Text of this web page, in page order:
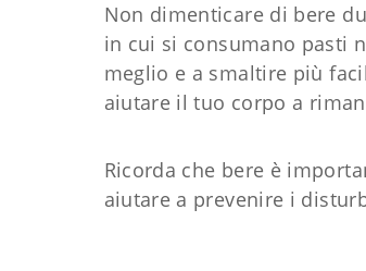
Non dimenticare di bere
in cui si consumano pasti
meglio e a smaltire più
aiutare il tuo corpo a
Ricorda che bere è
aiutare a prevenire i